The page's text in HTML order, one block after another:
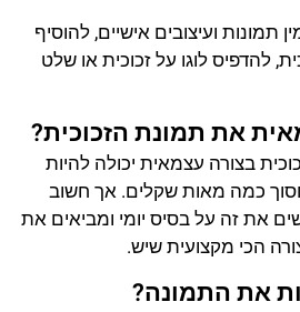
תמונות ועיצובים אישיים, להוסיף
להדפיס לוגו על זכוכית או שלט
את תמונת הזכוכית?
בצורה עצמאית יכולה להיות
כמה מאות שקלים. אך חשוב
את זה על בסיס יומי ומביאים את
הכי מקצועית שיש.
את התמונה?